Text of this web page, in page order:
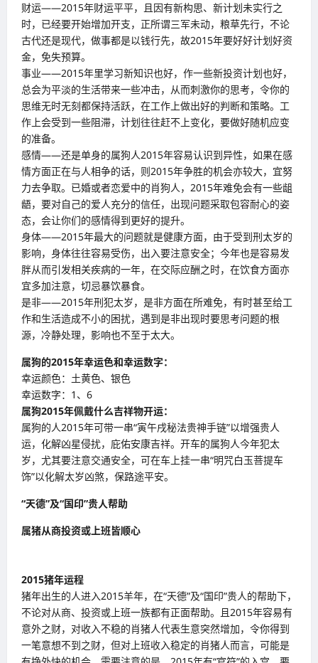
财运——2015年财运平平，且因有新构思、新计划未实行之
时，已经要开始增加开支，正所谓三军未动，粮草先行，不论
古代还是现代，做事都是以钱行先，故2015年要好好计划好资
金，免失预算。
事业——2015年里学习新知识也好，作一些新投资计划也好，
总会为平淡的生活带来一些冲击，从而刺激你的思考，令你的
思维无时无刻都保持活跃，在工作上做出好的判断和策略。工
作上会受到一些阻滞，计划往往赶不上变化，要做好随机应变
的准备。
感情——还是单身的属狗人2015年容易认识到异性，如果在感
情方面正在与人相争的话，则2015年争胜的机会亦较大，宜努
力去争取。已婚或者恋爱中的肖狗人，2015年难免会有一些龃
龉，要对自己的爱人充分的信任，出现问题采取包容耐心的姿
态，会让你们的感情得到更好的提升。
身体——2015年最大的问题就是健康方面，由于受到刑太岁的
影响，身体往往容易受伤，出入要注意安全；今年也是容易发
胖从而引发相关疾病的一年，在交际应酬之时，在饮食方面亦
宜多加注意，切忌暴饮暴食。
是非——2015年刑犯太岁，是非方面在所难免，有时甚至给工
作和生活造成不小的困扰，遇到是非出现时要思考问题的根
源，冷静处理，影响也不至于太大。
属狗的2015年幸运色和幸运数字：
幸运颜色：土黄色、银色
幸运数字：1、6
属狗2015年佩戴什么吉祥物开运：
属狗的人2015年可带一串“寅午戌秘法贵神手链”以增强贵人
运，化解凶星侵扰，庇佑安康吉祥。开车的属狗人今年犯太
岁，尤其要注意交通安全，可在车上挂一串“明咒白玉菩提车
饰”以化解太岁凶煞，保路途平安。
“天德”及“国印”贵人帮助
属猪从商投资或上班皆顺心
2015猪年运程
猪年出生的人进入2015羊年，在“天德”及“国印”贵人的帮助下，
不论对从商、投资或上班一族都有正面帮助。且2015年容易有
意外之财，对收入不稳的肖猪人代表生意突然增加，令你得到
一笔意想不到之财，但对上班收入稳定的肖猪人而言，可能是